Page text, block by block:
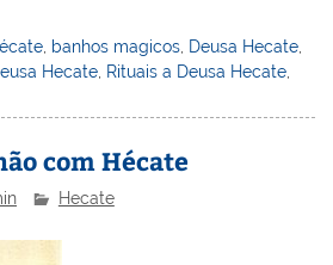
itt
er
ai
l
h
o
o
M
ai
t
ar
e
banhos magicos Deusa Hecate
Hecate Rituais a Deusa Hecate
com Hécate
Hecate